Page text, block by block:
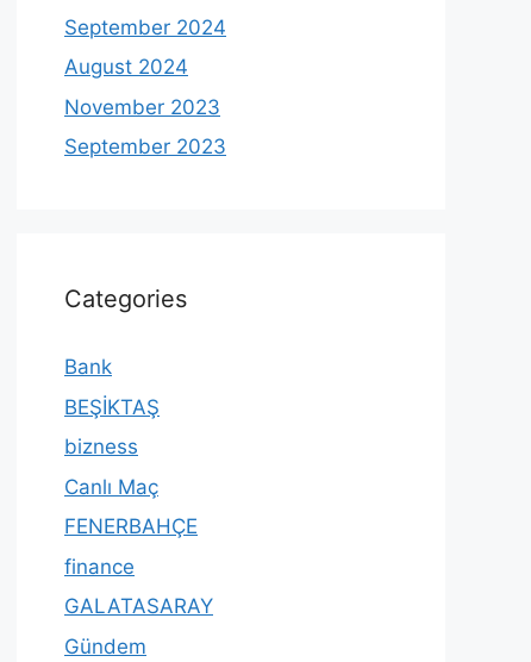
September 2024
August 2024
November 2023
September 2023
Categories
Bank
BEŞİKTAŞ
bizness
Canlı Maç
FENERBAHÇE
finance
GALATASARAY
Gündem